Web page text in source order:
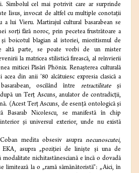
Simbolul cel mai potrivit care ar surprinde
Iisus, invocat de altfel cu multiple conotaţii
a lui Vieru. Martirajul cultural basarabean se
sorţi fără noroc, prin pecetea frustrătoare a
boicotul blagian al istoriei, mioritismul de
altă parte, se poate vorbi de un mister
la matricea stilistică firească, al reînvierii
miticei Păsări Phönix. Renaşterea culturală
acea din anii ’80 alcătuiesc expresia clasică a
oscilând între retractilitateşi
un Terţ Ascuns, anulator de contradicţii,
(Acest Terţ Ascuns, de esenţă ontologică şi
Basarab Nicolescu, se manifestă în chip
şi universul exterior, unde nu există
medita obsesiv asupra necunoscutei,
EKA, asupra „poziţiei de linişte şi una de
modalitate nichitastănesciană e încă o dovadă
limitează la o „ramă sămănătoristă”: „Aici, în